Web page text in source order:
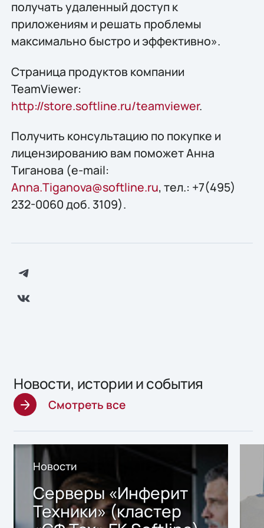
получать удаленный доступ к
приложениям и решать проблемы
максимально быстро и эффективно».
Страница продуктов компании
TeamViewer:
http://store.softline.ru/teamviewer.
Получить консультацию по покупке и
лицензированию вам поможет Анна
Тиганова (e-mail:
Anna.Tiganova@softline.ru, тел.: +7(495)
232-0060 доб. 3109).
Новости, истории и события
Смотреть все
Новости
Серверы «Инферит
Техники» (кластер